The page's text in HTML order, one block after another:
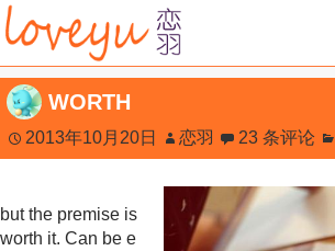
跳
过
内
容
WORTH
2013年10月20日 恋羽 23 条评论
but the premise is
worth it. Can be e